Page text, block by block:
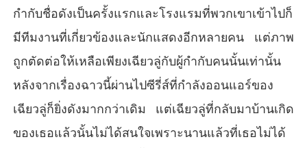
กำกับชื่อดังเป็นครั้งแรกและโรงแรมที่พวกเขาเข้าไปก็
มีทีมงานที่เกี่ยวข้องและนักแสดงอีกหลายคน แต่ภาพ
ถูกตัดต่อให้เหลือเพียงเฉียวลู่กับผู้กำกับคนนั้นเท่านั้น
หลังจากเรื่องฉาวนี้ผ่านไปซีรี่ส์ที่กำลังออนแอร์ของ
เฉียวลู่ก็ยิ่งดังมากกว่าเดิม แต่เฉียวลู่ที่กลับมาบ้านเกิด
ของเธอแล้วนั้นไม่ได้สนใจเพราะนานแล้วที่เธอไม่ได้